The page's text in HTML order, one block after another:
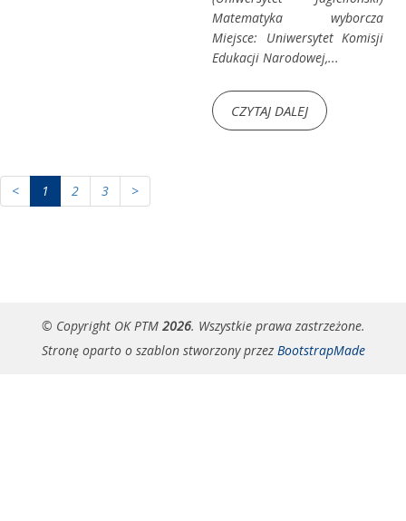
Matematyka wyborcza
Miejsce: Uniwersytet Komisji
Edukacji Narodowej,...
CZYTAJ DALEJ
< 1 2 3 >
© Copyright OK PTM 2026. Wszystkie prawa zastrzeżone.
Stronę oparto o szablon stworzony przez BootstrapMade